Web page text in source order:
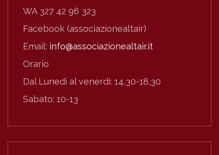
WA 327 42 96 323
Facebook (associazionealtair)
Email: info@associazionealtair.it
Orario
Dal Lunedì al venerdì: 14,30-18,30
Sabato: 10-13